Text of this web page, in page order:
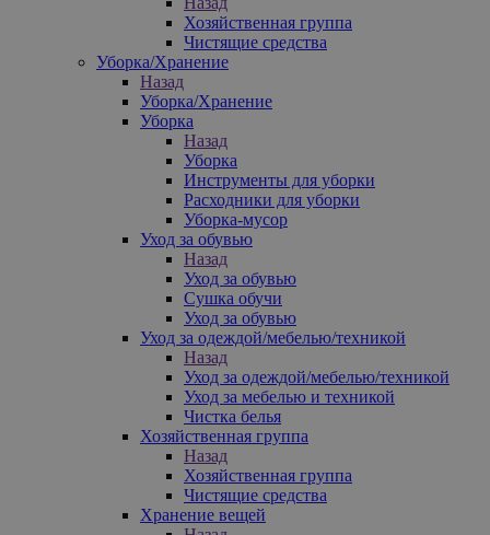
Хозяйственная группа
Чистящие средства
Уборка/Хранение
Назад
Уборка/Хранение
Уборка
Назад
Уборка
Инструменты для уборки
Расходники для уборки
Уборка-мусор
Уход за обувью
Назад
Уход за обувью
Сушка обучи
Уход за обувью
Уход за одеждой/мебелью/техникой
Назад
Уход за одеждой/мебелью/техникой
Уход за мебелью и техникой
Чистка белья
Хозяйственная группа
Назад
Хозяйственная группа
Чистящие средства
Хранение вещей